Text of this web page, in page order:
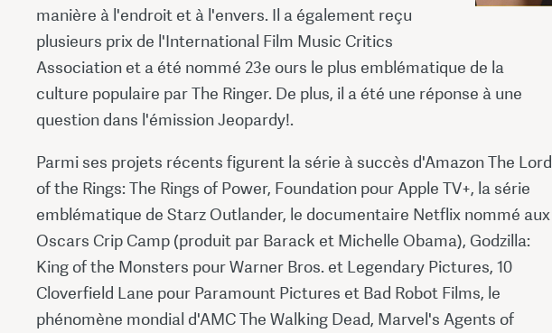
manière à l'endroit et à l'envers. Il a également reçu
plusieurs prix de l'International Film Music Critics
Association et a été nommé 23e ours le plus emblématique de la
culture populaire par The Ringer. De plus, il a été une réponse à une
question dans l'émission Jeopardy!.
Parmi ses projets récents figurent la série à succès d'Amazon The Lord
of the Rings: The Rings of Power, Foundation pour Apple TV+, la série
emblématique de Starz Outlander, le documentaire Netflix nommé aux
Oscars Crip Camp (produit par Barack et Michelle Obama), Godzilla:
King of the Monsters pour Warner Bros. et Legendary Pictures, 10
Cloverfield Lane pour Paramount Pictures et Bad Robot Films, le
phénomène mondial d'AMC The Walking Dead, Marvel's Agents of